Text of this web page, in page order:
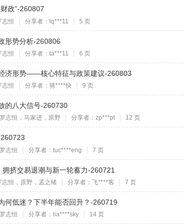
政”-260807
志恒 分享者：lq***11 5 页
形势分析-260806
志恒 分享者：ta***11 6 页
济形势——核心特征与政策建议-260803
志恒 分享者：骑****快 9 页
的八大信号-260730
志恒，马家进，原野 分享者：zp***pt 12 页
志恒 分享者：tuc****eng 7 页
挤交易退潮与新一轮蓄力-260721
志恒，原野，孟之绪 分享者：飞****客 7 页
何低迷？下半年能否回升？-260719
志恒 分享者：lia****sky 14 页